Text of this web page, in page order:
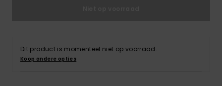
Dit product is momenteel niet op voorraad.
Koop andere opties